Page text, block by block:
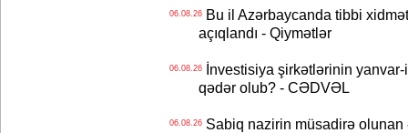
06.08.26Bu il Azərbaycanda tibbi
açıqlandı - Qiymətlər
06.08.26İnvestisiya şirkətlərinin yanvar-
qədər olub? - CƏDVƏL
06.08.26Sabiq nazirin müsadirə olunan